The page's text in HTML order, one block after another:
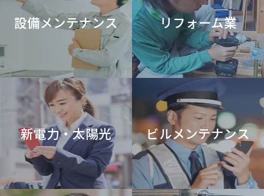
設備メンテナンス リフォーム業
新電力・太陽光 ビルメンテナンス